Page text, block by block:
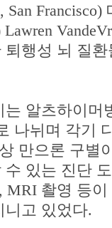
San
행성 뇌 질
알츠하이머
나뉘며 각기
만으론 구별
있는 진단
MRI 촬영 등
니고 있었다.